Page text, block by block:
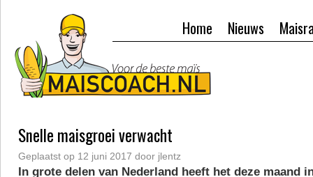
Nieuws
Home
Snelle maisgroei verwacht
Geplaatst op 12 juni 2017 door jlentz
In grote delen van Nederland heeft het deze maand